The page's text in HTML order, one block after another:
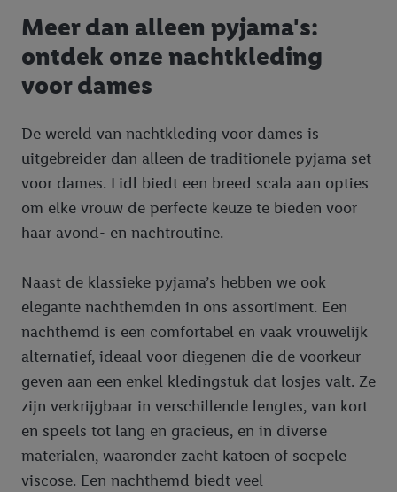
Meer dan alleen pyjama's:
ontdek onze nachtkleding
voor dames
De wereld van nachtkleding voor dames is
uitgebreider dan alleen de traditionele pyjama set
voor dames. Lidl biedt een breed scala aan opties
om elke vrouw de perfecte keuze te bieden voor
haar avond- en nachtroutine.
Naast de klassieke pyjama’s hebben we ook
elegante nachthemden in ons assortiment. Een
nachthemd is een comfortabel en vaak vrouwelijk
alternatief, ideaal voor diegenen die de voorkeur
geven aan een enkel kledingstuk dat losjes valt. Ze
zijn verkrijgbaar in verschillende lengtes, van kort
en speels tot lang en gracieus, en in diverse
materialen, waaronder zacht katoen of soepele
viscose. Een nachthemd biedt veel